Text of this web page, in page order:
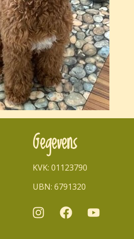
Gegevens
KVK: 01123790
UBN: 6791320